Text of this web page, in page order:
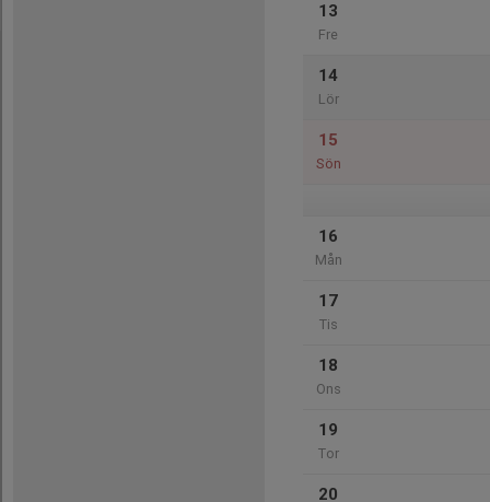
13
Fre
14
Lör
15
Sön
16
Mån
17
Tis
18
Ons
19
Tor
20